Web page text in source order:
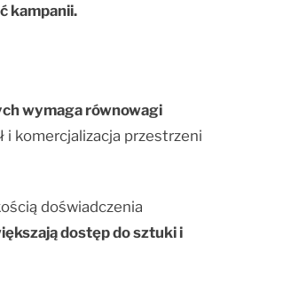
kampanii.
wymaga równowagi
i komercjalizacja przestrzeni
doświadczenia
dostęp do sztuki i